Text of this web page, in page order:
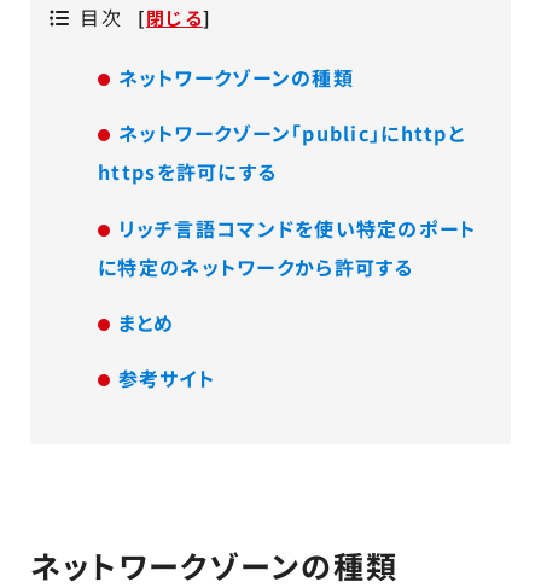
目次 [閉じる]
ネットワークゾーンの種類
ネットワークゾーン「public」にhttpと
httpsを許可にする
リッチ言語コマンドを使い特定のポート
に特定のネットワークから許可する
まとめ
参考サイト
ネットワークゾーンの種類